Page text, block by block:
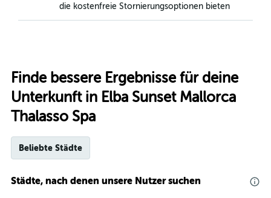
die kostenfreie Stornierungsoptionen bieten
Finde bessere Ergebnisse für deine
Unterkunft in Elba Sunset Mallorca
Thalasso Spa
Beliebte Städte
Städte, nach denen unsere Nutzer suchen